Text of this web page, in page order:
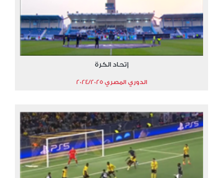
إتحاد الكرة
الدوري المصري 2024/2025